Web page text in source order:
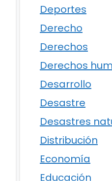
Deportes
Derecho
Derechos
Derechos
Desarrollo
Desastre
Desastres
Distribución
Economía
Educación